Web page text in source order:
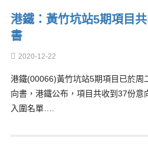
港鐵：黃竹坑站5期項目
書
2020-12-22
港鐵(00066)黃竹坑站5期項目已於周
向書，港鐵公布，項目共收到37份意
入圍名單….